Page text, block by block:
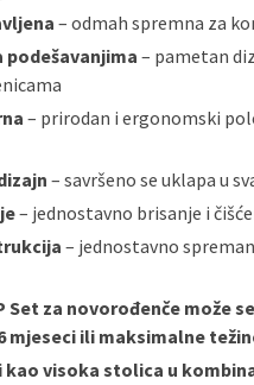
– odmah spremna za
podešavanjima – pametan
– prirodan i ergonomski
– savršeno se uklapa u
– jednostavno brisanje i
– jednostavno
Set za novorođenče može
mjeseci ili maksimalne
visoka stolica u